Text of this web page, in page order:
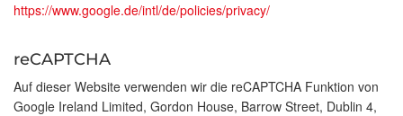
https://www.google.de/intl/de/policies/privacy/
reCAPTCHA
Auf dieser Website verwenden wir die reCAPTCHA Funktion von
Google Ireland Limited, Gordon House, Barrow Street, Dublin 4,